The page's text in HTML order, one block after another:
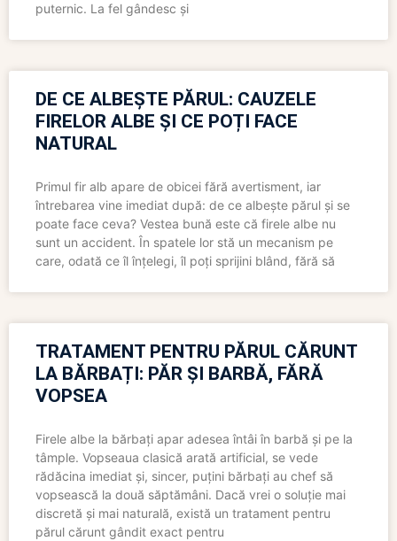
puternic. La fel gândesc și
DE CE ALBEȘTE PĂRUL: CAUZELE
FIRELOR ALBE ȘI CE POȚI FACE
NATURAL
Primul fir alb apare de obicei fără avertisment, iar
întrebarea vine imediat după: de ce albește părul și se
poate face ceva? Vestea bună este că firele albe nu
sunt un accident. În spatele lor stă un mecanism pe
care, odată ce îl înțelegi, îl poți sprijini blând, fără să
TRATAMENT PENTRU PĂRUL CĂRUNT
LA BĂRBAȚI: PĂR ȘI BARBĂ, FĂRĂ
VOPSEA
Firele albe la bărbați apar adesea întâi în barbă și pe la
tâmple. Vopseaua clasică arată artificial, se vede
rădăcina imediat și, sincer, puțini bărbați au chef să
vopsească la două săptămâni. Dacă vrei o soluție mai
discretă și mai naturală, există un tratament pentru
părul cărunt gândit exact pentru